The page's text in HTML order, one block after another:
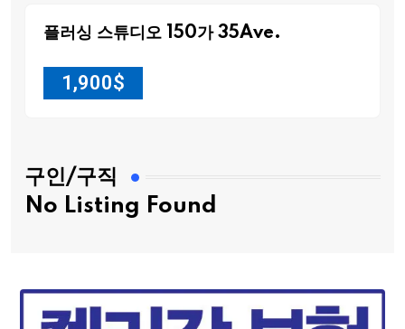
플러싱 스튜디오 150가 35Ave.
1,900$
구인/구직
No Listing Found